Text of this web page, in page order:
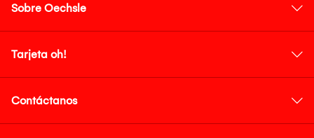
Sobre Oechsle
Tarjeta oh!
Contáctanos